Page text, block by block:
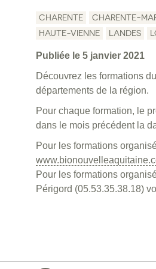
CHARENTE CHARENTE-
HAUTE-VIENNE
LANDES
Publiée le 5 janvier 2021
Découvrez les formations
départements de la région.
Pour chaque formation, le
dans le mois précédent la
Pour les formations
Pour les formations
Périgord (05.53.35.38.18)